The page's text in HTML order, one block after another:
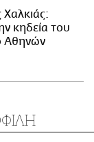
κηδεία του
Αθηνών